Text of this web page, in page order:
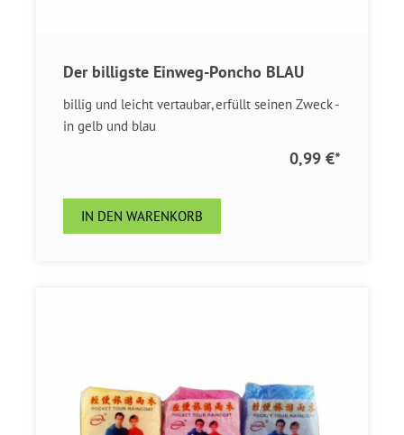
Der billigste Einweg-Poncho BLAU
billig und leicht vertaubar, erfüllt seinen Zweck -
in gelb und blau
0,99 €*
IN DEN WARENKORB